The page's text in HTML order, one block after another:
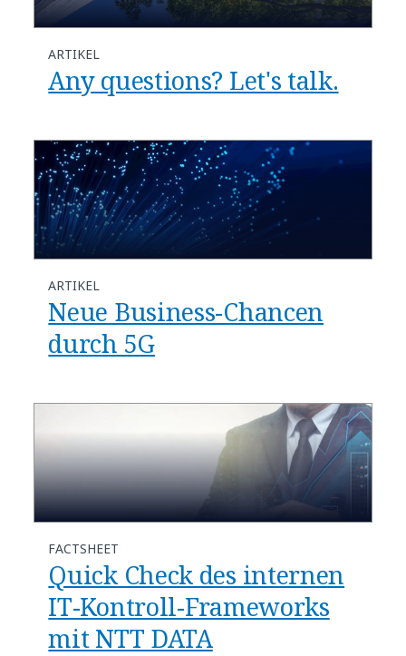
ARTIKEL
Any questions? Let's talk.
ARTIKEL
Neue Business-Chancen
durch 5G
FACTSHEET
Quick Check des internen
IT-Kontroll-Frameworks
mit NTT DATA